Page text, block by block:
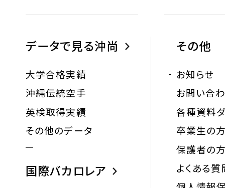
データで見る沖尚
大学合格実績
沖縄伝統空手
英検取得実績
その他のデータ
国際バカロレア
その他
お知らせ
お問い合
各種資料
卒業生の
保護者の
よくある質